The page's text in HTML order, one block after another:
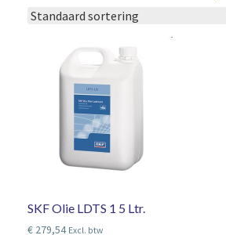
SKF Olie LDTS 1 5 Ltr.
€ 279,54 Excl. btw